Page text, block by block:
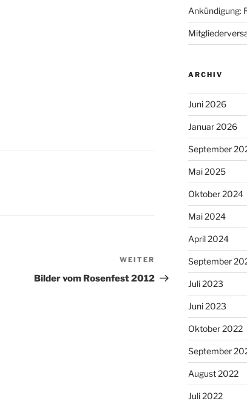
Nächster
Beitrag
WEITER
Bilder vom Rosenfest 2012
Ankündigung:
ARCHIV
Juni 2026
Januar 2026
September
Mai 2025
Oktober 2024
Mai 2024
April 2024
September
Juli 2023
Juni 2023
Oktober 2022
September
August 2022
Juli 2022